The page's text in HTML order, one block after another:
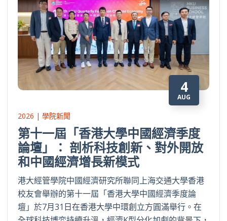
4
AUG
2026 | 學院新聞
第十一屆「香港大學中國經濟季度
論壇」： 剖析科技創新、對外開放
和中國經濟增長新模式
港大經管學院中國經濟研究所聯同上海交通大學香港
校友會舉辦的第十一屆「香港大學中國經濟季度論
壇」於7月31日在香港大學中環創立方圓滿舉行。在